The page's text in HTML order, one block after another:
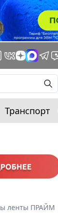
Транспорт
ленты ПРАЙМ